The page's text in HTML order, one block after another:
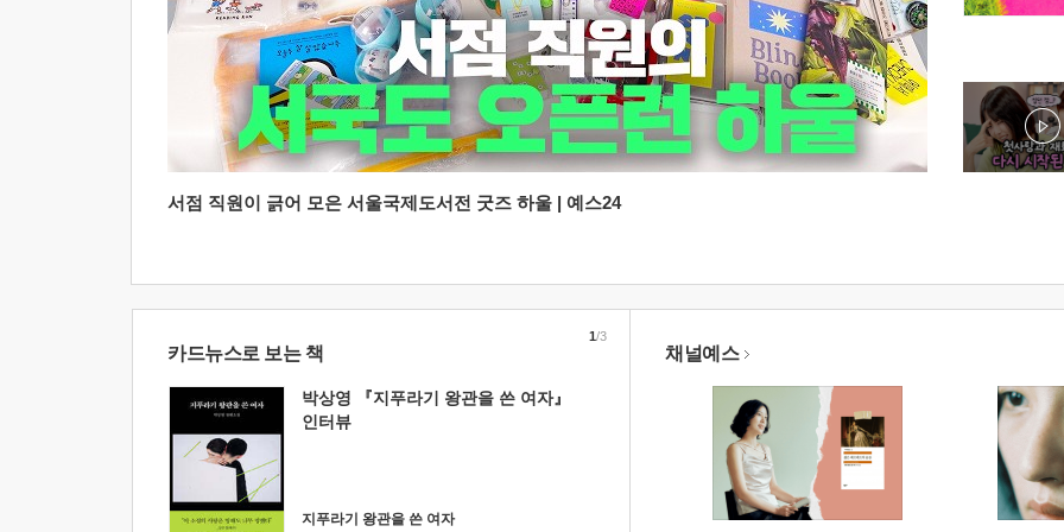
서점 직원이 긁어 모은 서울국제도서전 굿즈 하울 | 예스24
카드뉴스로 보는 책
박상영 『지푸라기 왕관을 쓴 여자』
인터뷰
지푸라기 왕관을 쓴 여자
1/3
채널예스